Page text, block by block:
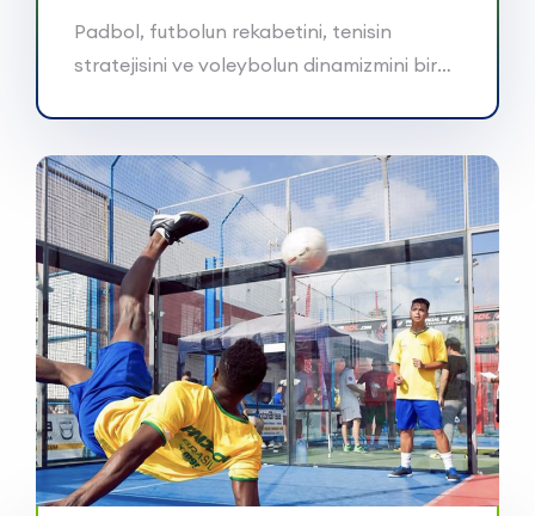
Padbol, futbolun rekabetini, tenisin
stratejisini ve voleybolun dinamizmini bir